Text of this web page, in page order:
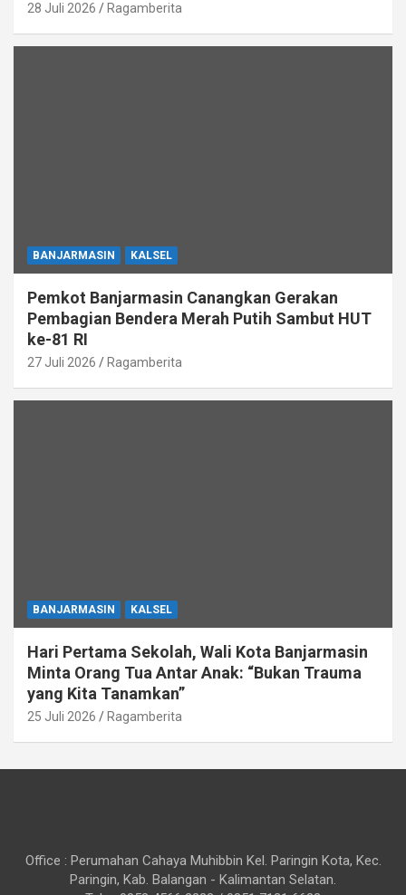
28 Juli 2026 Ragamberita
BANJARMASIN KALSEL
Pemkot Banjarmasin Canangkan Gerakan
Pembagian Bendera Merah Putih Sambut HUT
ke-81 RI
27 Juli 2026 Ragamberita
BANJARMASIN KALSEL
Hari Pertama Sekolah, Wali Kota Banjarmasin
Minta Orang Tua Antar Anak: “Bukan Trauma
yang Kita Tanamkan”
25 Juli 2026 Ragamberita
Office : Perumahan Cahaya Muhibbin Kel. Paringin Kota, Kec.
Paringin, Kab. Balangan - Kalimantan Selatan.